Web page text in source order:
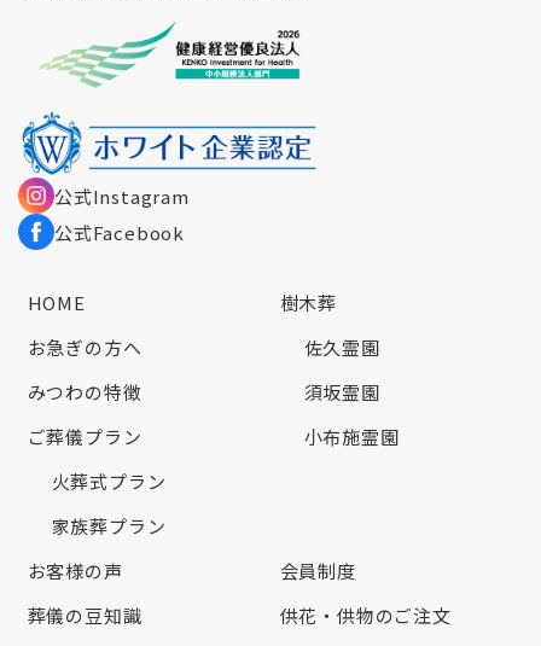
公式Instagram
公式Facebook
HOME
お急ぎの方へ
みつわの特徴
ご葬儀プラン
火葬式プラン
家族葬プラン
樹木葬
佐久霊園
須坂霊園
小布施霊園
お客様の声
葬儀の豆知識
会員制度
供花・供物のご注文